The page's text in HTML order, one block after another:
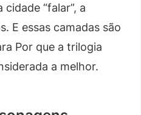
“falar”, a
E essas camadas são
Por que a trilogia
a melhor.